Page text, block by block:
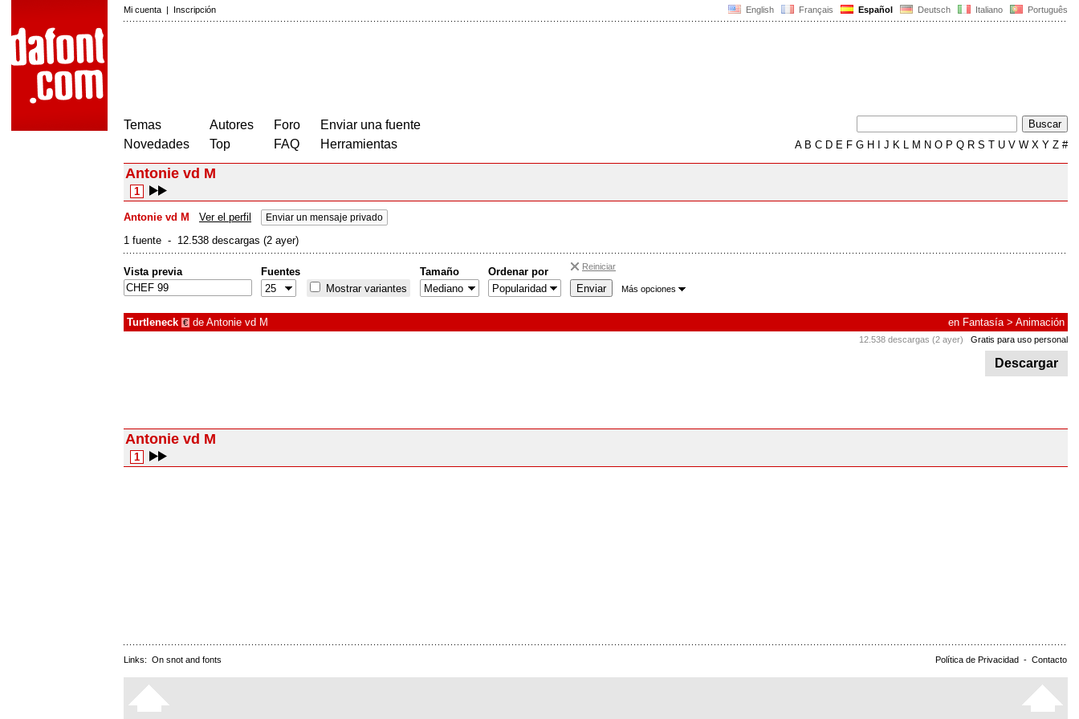
English Français Español Deutsch Italiano Português
Mi cuenta | Inscripción
Temas
Novedades
Autores
Top
Foro
FAQ
Enviar una fuente
Herramientas
AB C D E F G H J K L M N O P Q R S T U V W X Y Z #
Antonie vd M
1
Antonie vd M Ver el perfil Enviar un mensaje privado
1 fuente - 12.538 descargas (2 ayer)
Vista previa
Fuentes
Mostrar variantes
Tamaño Ordenar por Reiniciar
Más opciones
Turtleneck € de Antonie vd M en Fantasía> Animación
12.538 descargas (2 ayer) Gratis para uso personal
Descargar
Antonie vd M
1
Política de Privacidad - Contacto
Links: On snot and fonts